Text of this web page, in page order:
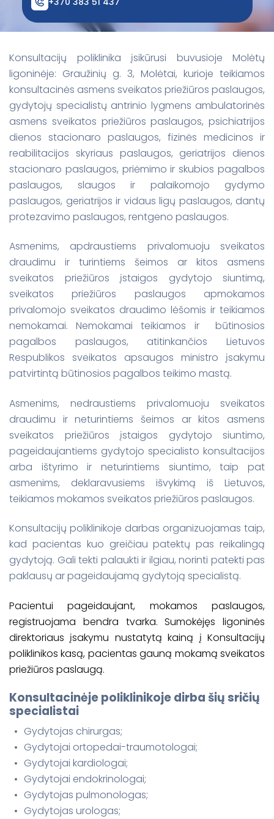
Konsultacijų poliklinika įsikūrusi buvusioje Molėtų
ligoninėje: Graužinių g. 3, Molėtai, kurioje teikiamos
konsultacinės asmens sveikatos priežiūros paslaugos,
gydytojų specialistų antrinio lygmens ambulatorinės
asmens sveikatos priežiūros paslaugos, psichiatrijos
dienos stacionaro paslaugos, fizinės medicinos ir
reabilitacijos skyriaus paslaugos, geriatrijos dienos
stacionaro paslaugos, priėmimo ir skubios pagalbos
paslaugos, slaugos ir palaikomojo gydymo
paslaugos, geriatrijos ir vidaus ligų paslaugos, dantų
protezavimo paslaugos, rentgeno paslaugos.
Asmenims, apdraustiems privalomuoju sveikatos
draudimu ir turintiems šeimos ar kitos asmens
sveikatos priežiūros įstaigos gydytojo siuntimą,
sveikatos priežiūros paslaugos apmokamos
privalomojo sveikatos draudimo lėšomis ir teikiamos
nemokamai. Nemokamai teikiamos ir būtinosios
pagalbos paslaugos, atitinkančios Lietuvos
Respublikos sveikatos apsaugos ministro įsakymu
patvirtintą būtinosios pagalbos teikimo mastą.
Asmenims, nedraustiems privalomuoju sveikatos
draudimu ir neturintiems šeimos ar kitos asmens
sveikatos priežiūros įstaigos gydytojo siuntimo,
pageidaujantiems gydytojo specialisto konsultacijos
arba ištyrimo ir neturintiems siuntimo, taip pat
asmenims, deklaravusiems išvykimą iš Lietuvos,
teikiamos mokamos sveikatos priežiūros paslaugos.
Konsultacijų poliklinikoje darbas organizuojamas taip,
kad pacientas kuo greičiau patektų pas reikalingą
gydytoją. Gali tekti palaukti ir ilgiau, norinti patekti pas
paklausų ar pageidaujamą gydytoją specialistą.
Pacientui pageidaujant, mokamos paslaugos,
registruojama bendra tvarka. Sumokėjęs ligoninės
direktoriaus įsakymu nustatytą kainą į Konsultacijų
poliklinikos kasą, pacientas gauną mokamą sveikatos
priežiūros paslaugą.
Konsultacinėje poliklinikoje dirba šių sričių
specialistai
Gydytojas chirurgas;
Gydytojai ortopedai-traumotologai;
Gydytojai kardiologai;
Gydytojai endokrinologai;
Gydytojas pulmonologas;
Gydytojas urologas;